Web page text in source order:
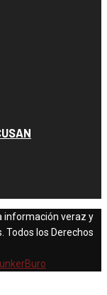
información veraz y
Todos los Derechos